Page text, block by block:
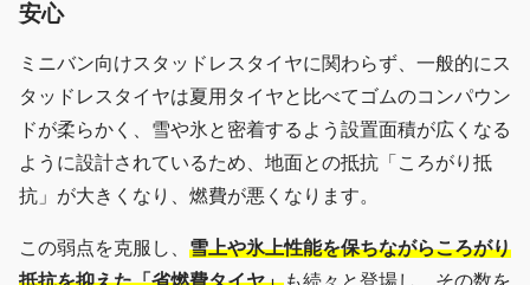
安心
ミニバン向けスタッドレスタイヤに関わらず、一般的にス
タッドレスタイヤは夏用タイヤと比べてゴムのコンパウン
ドが柔らかく、雪や氷と密着するよう設置面積が広くなる
ように設計されているため、地面との抵抗「ころがり抵
抗」が大きくなり、燃費が悪くなります。
この弱点を克服し、 雪上や氷上性能を保ちながらころがり